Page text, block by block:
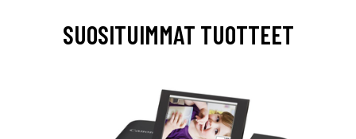
SUOSITUIMMAT TUOTTEET